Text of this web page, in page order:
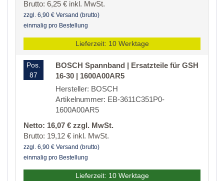
Brutto: 6,25 € inkl. MwSt.
zzgl. 6,90 € Versand (brutto)
einmalig pro Bestellung
Lieferzeit: 10 Werktage
Pos.
87
BOSCH Spannband | Ersatzteile für GSH
16-30 | 1600A00AR5
Hersteller: BOSCH
Artikelnummer: EB-3611C351P0-
1600A00AR5
Netto: 16,07 € zzgl. MwSt.
Brutto: 19,12 € inkl. MwSt.
zzgl. 6,90 € Versand (brutto)
einmalig pro Bestellung
Lieferzeit: 10 Werktage